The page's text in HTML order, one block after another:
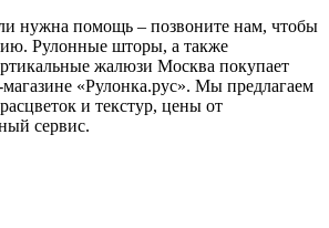
нужна помощь – позвоните нам, чтобы
Рулонные шторы, а также
жалюзи Москва покупает
«Рулонка.рус». Мы предлагаем
и текстур, цены от
сервис.